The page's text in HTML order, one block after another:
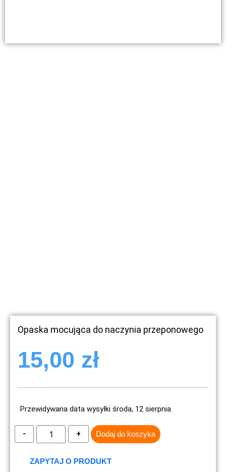
Opaska mocująca do naczynia przeponowego
15,00 zł
Przewidywana data wysyłki środa, 12 sierpnia
Dodaj do koszyka
ZAPYTAJ O PRODUKT